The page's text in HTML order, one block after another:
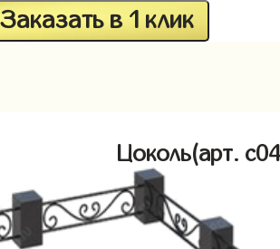
Заказать в 1 клик
Цоколь(арт.